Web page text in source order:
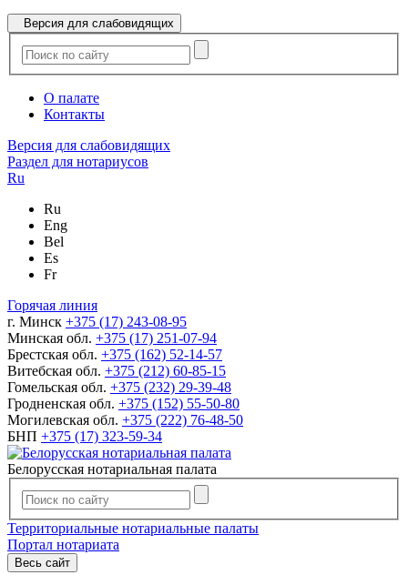
Версия для слабовидящих
О палате
Контакты
Версия для слабовидящих
Раздел для нотариусов
Ru
Ru
Eng
Bel
Es
Fr
Горячая линия
г. Минск +375 (17) 243-08-95
Минская обл. +375 (17) 251-07-94
Брестская обл. +375 (162) 52-14-57
Витебская обл. +375 (212) 60-85-15
Гомельская обл. +375 (232) 29-39-48
Гродненская обл. +375 (152) 55-50-80
Могилевская обл. +375 (222) 76-48-50
БНП +375 (17) 323-59-34
Белорусская нотариальная палата
Территориальные нотариальные палаты
Портал нотариата
Весь сайт